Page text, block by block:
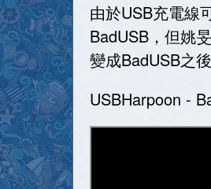
由於USB充電線
BadUSB，但姚
變成BadUSB之
USBHarpoon -